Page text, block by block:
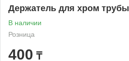
Держатель для хром трубы
В наличии
Розница
400 ₸